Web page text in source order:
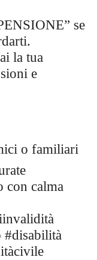
se
la tua
e
o familiari
con calma
#disabilità